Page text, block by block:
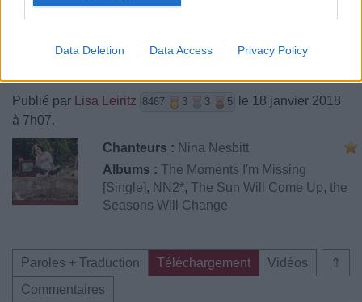
Data Deletion Data Access Privacy Policy
Publié par Lisa Leiritz 8467 3 3 5
le 18 janvier 2018
à 7h07.
Chanteurs : Nina Nesbitt
Albums : The Moments I'm Missing
[Single], NN2*, The Sun Will Come Up, the
Seasons Will Change
⇑
Paroles + Traduction Téléchargement
Vidéos
Commentaires